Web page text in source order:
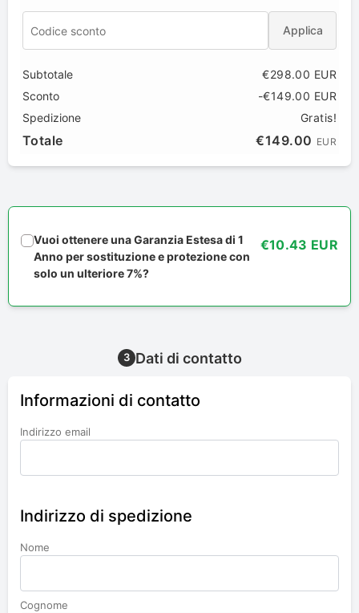
Applica
Subtotale
€298.00 EUR
Sconto
-€149.00 EUR
Spedizione
Gratis!
Totale €149.00 EUR
Vuoi ottenere una Garanzia Estesa di 1
Anno per sostituzione e protezione con
solo un ulteriore 7%?
€10.43 EUR
3 Dati di contatto
Informazioni di contatto
Indirizzo email
Indirizzo di spedizione
Nome
Cognome